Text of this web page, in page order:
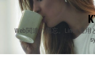
content
Web関連の備忘。Linux運用